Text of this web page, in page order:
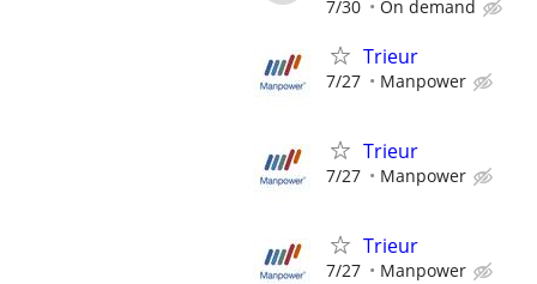
7/30 On demand
Trieur
7/27 Manpower
Trieur
7/27 Manpower
Trieur
7/27 Manpower